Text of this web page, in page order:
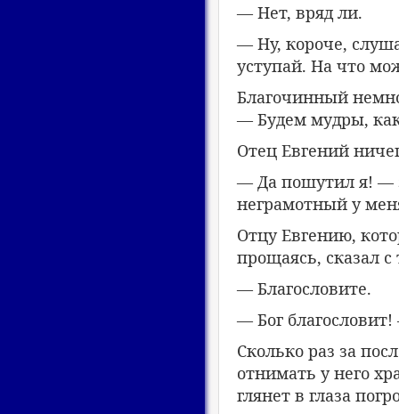
— Нет, вряд ли.
— Ну, короче,
уступай. На что
Благочинный
— Будем мудры,
Отец Евгений
— Да пошутил я! —
неграмотный у
Отцу Евгению,
прощаясь, сказал
— Благословите.
— Бог
Сколько раз за
отнимать у него
глянет в глаза